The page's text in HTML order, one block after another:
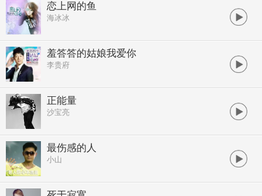
恋上网的鱼
海冰冰
羞答答的姑娘我爱你
李贵府
正能量
沙宝亮
最伤感的人
小山